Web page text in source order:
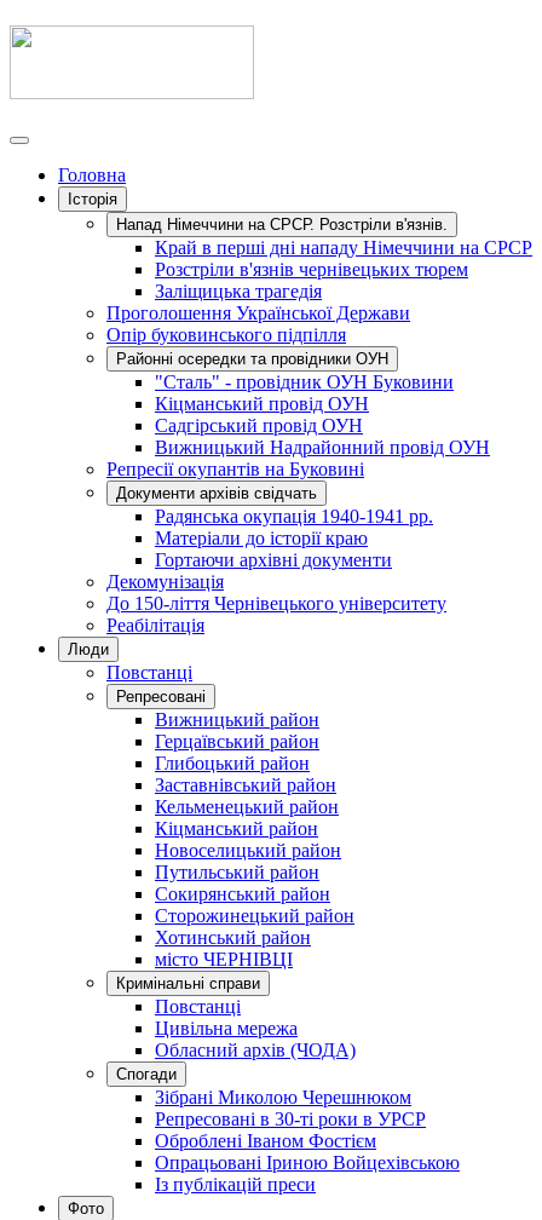
Головна
Історія
Напад Німеччини на СРСР. Розстріли в'язнів.
Край в перші дні нападу Німеччини на СРСР
Розстріли в'язнів чернівецьких тюрем
Заліщицька трагедія
Проголошення Української Держави
Опір буковинського підпілля
Районні осередки та провідники ОУН
"Сталь" - провідник ОУН Буковини
Кіцманський провід ОУН
Садгірський провід ОУН
Вижницький Надрайонний провід ОУН
Репресії окупантів на Буковині
Документи архівів свідчать
Радянська окупація 1940-1941 рр.
Матеріали до історії краю
Гортаючи архівні документи
Декомунізація
До 150-ліття Чернівецького університету
Реабілітація
Люди
Повстанці
Репресовані
Вижницький район
Герцаївський район
Глибоцький район
Заставнівський район
Кельменецький район
Кіцманський район
Новоселицький район
Путильський район
Сокирянський район
Сторожинецький район
Хотинський район
місто ЧЕРНІВЦІ
Кримінальні справи
Повстанці
Цивільна мережа
Обласний архів (ЧОДА)
Спогади
Зібрані Миколою Черешнюком
Репресовані в 30-ті роки в УРСР
Оброблені Іваном Фостієм
Опрацьовані Іриною Войцехівською
Із публікацій преси
Фото